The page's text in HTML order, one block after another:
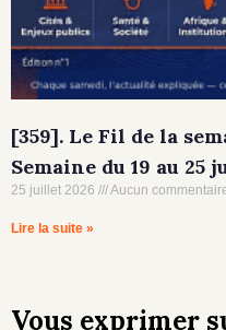
[359]. Le Fil de la
Semaine du 19 au 25
25 juillet 2026 Aucun
Lire la suite »
Vous exprimer